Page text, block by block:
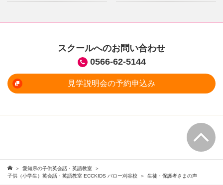
スクールへのお問い合わせ
0566-62-5144
見学説明会の予約申込み
愛知県の子供英会話・英語教室
子供（小学生）英会話・英語教室 ECCKIDS バロー刈谷校
生徒・保護者さまの声